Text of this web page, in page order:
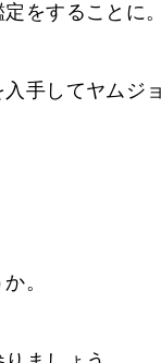
をすることに。
手してヤムジ
。